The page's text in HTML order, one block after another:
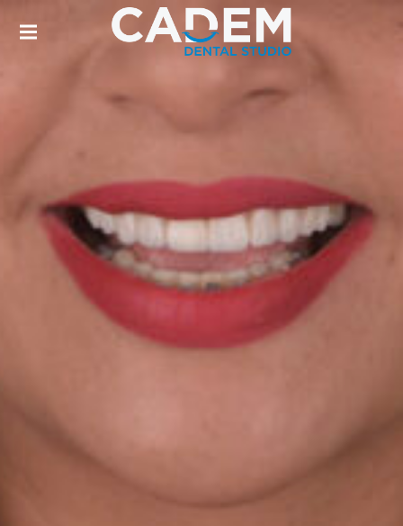
DENTISTA EN LOS
DENTISTA EN LOS MOCHIS. DISEÑO DE
SONRISA, INVISALIGN, BRACKETS
TRANSPARENTES, PERIODONCIA,
ENDODONCIA, LIMPIEZA DENTAL,
BLANQUEAMIENTO DENTAL.